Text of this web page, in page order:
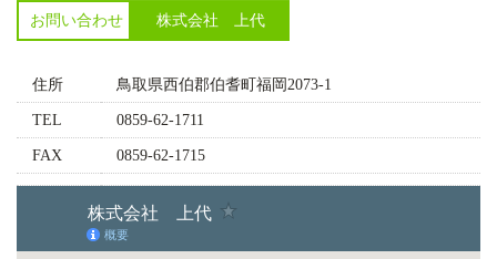
お問い合わせ 株式会社 上代
住所
鳥取県西伯郡伯耆町福岡2073-1
TEL
0859-62-1711
FAX
0859-62-1715